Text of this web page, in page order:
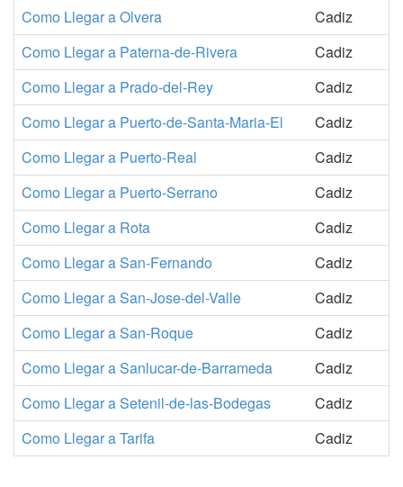
Como Llegar a Olvera
Cadiz
Como Llegar a Paterna-de-Rivera
Cadiz
Como Llegar a Prado-del-Rey
Cadiz
Como Llegar a Puerto-de-Santa-Maria-El
Cadiz
Como Llegar a Puerto-Real
Cadiz
Como Llegar a Puerto-Serrano
Cadiz
Como Llegar a Rota
Cadiz
Como Llegar a San-Fernando
Cadiz
Como Llegar a San-Jose-del-Valle
Cadiz
Como Llegar a San-Roque
Cadiz
Como Llegar a Sanlucar-de-Barrameda
Cadiz
Como Llegar a Setenil-de-las-Bodegas
Cadiz
Como Llegar a Tarifa
Cadiz